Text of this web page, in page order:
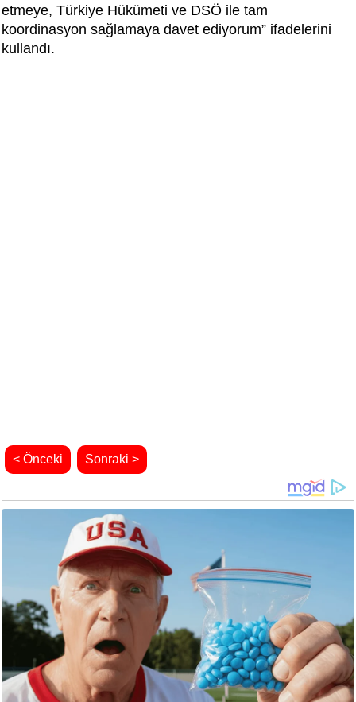
etmeye, Türkiye Hükümeti ve DSÖ ile tam
koordinasyon sağlamaya davet ediyorum” ifadelerini
kullandı.
< Önceki Sonraki >